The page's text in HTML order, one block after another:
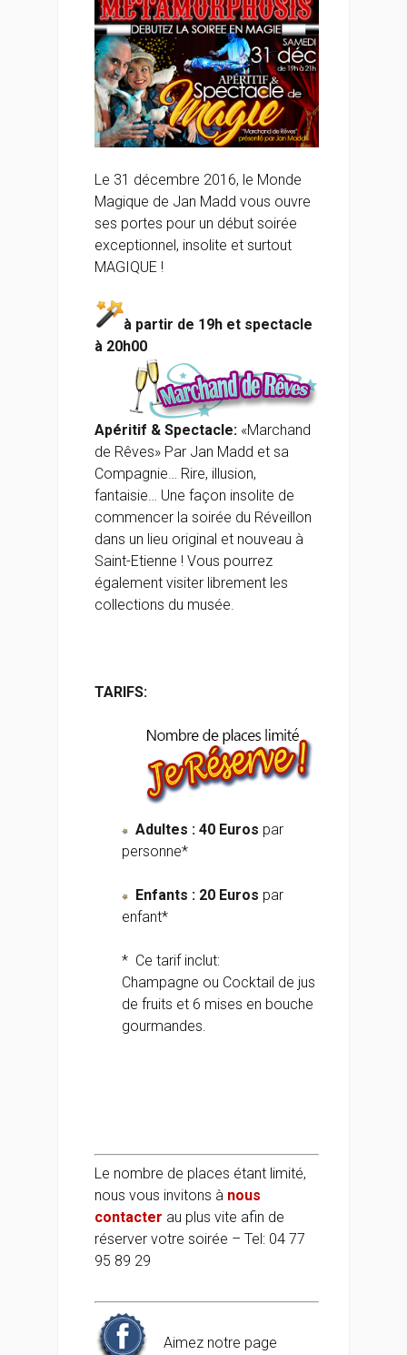
Le 31 décembre 2016, le Monde
Magique de Jan Madd vous ouvre
ses portes pour un début soirée
exceptionnel, insolite et surtout
MAGIQUE !
à partir de 19h et spectacle
à 20h00
Apéritif & Spectacle: «Marchand
de Rêves» Par Jan Madd et sa
Compagnie… Rire, illusion,
fantaisie… Une façon insolite de
commencer la soirée du Réveillon
dans un lieu original et nouveau à
Saint-Etienne ! Vous pourrez
également visiter librement les
collections du musée.
TARIFS:
Adultes : 40 Euros par
personne*
Enfants : 20 Euros par
enfant*
* Ce tarif inclut:
Champagne ou Cocktail de jus
de fruits et 6 mises en bouche
gourmandes.
Le nombre de places étant limité,
nous vous invitons à nous
contacter au plus vite afin de
réserver votre soirée – Tel: 04 77
95 89 29
Aimez notre page